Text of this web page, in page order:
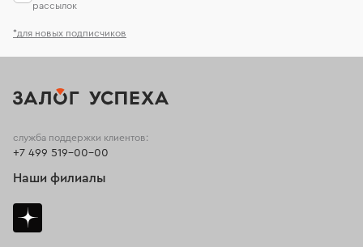
*для новых подписчиков
рассылок
служба поддержки клиентов:
+7 499 519-00-00
Наши филиалы